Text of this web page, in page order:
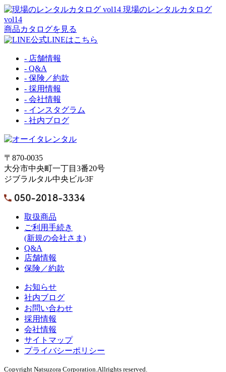
現場のレンタルカタログ
vol14
商品カタログを見る
公式LINEはこちら
- 店舗情報
- Q&A
- 保険／約款
- 採用情報
- 会社情報
- インスタグラム
- 社内ブログ
〒870-0035
大分市中央町一丁目3番20号
ジブラルタル中央ビル3F
取扱商品
ご利用手続き
(新規の会社さま)
Q&A
店舗情報
保険／約款
お知らせ
社内ブログ
お問い合わせ
採用情報
会社情報
サイトマップ
プライバシーポリシー
Copyright Natsuzora Corporation.Allrights reserved.